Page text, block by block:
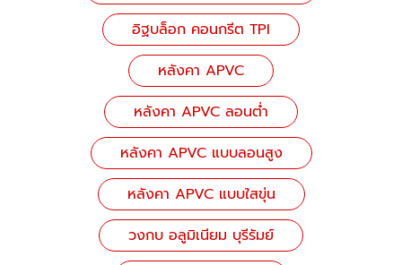
อิฐบล็อก คอนกรีต TPI
หลังคา APVC
หลังคา APVC ลอนต่ำ
หลังคา APVC แบบลอนสูง
หลังคา APVC แบบใสขุ่น
วงกบ อลูมิเนียม บุรีรัมย์